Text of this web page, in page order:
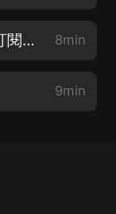
最強輔助 007 感冒《求月票，訂閱，感謝支持》 8min
9min